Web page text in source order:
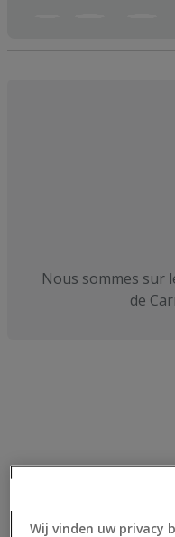
Nous sommes sur
de
Wij vinden uw privacy